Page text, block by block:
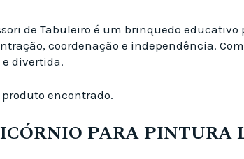
de Tabuleiro é um brinquedo
coordenação e independência.
divertida.
encontrado.
PARA PINTURA